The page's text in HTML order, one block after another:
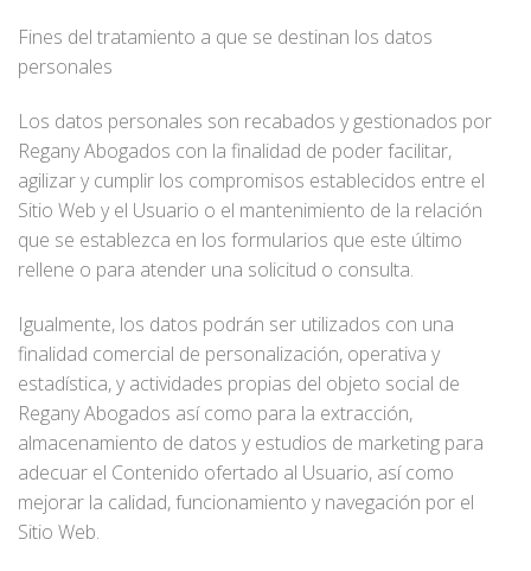
Fines del tratamiento a que se destinan los datos
personales
Los datos personales son recabados y gestionados por
Regany Abogados con la finalidad de poder facilitar,
agilizar y cumplir los compromisos establecidos entre el
Sitio Web y el Usuario o el mantenimiento de la relación
que se establezca en los formularios que este último
rellene o para atender una solicitud o consulta.
Igualmente, los datos podrán ser utilizados con una
finalidad comercial de personalización, operativa y
estadística, y actividades propias del objeto social de
Regany Abogados así como para la extracción,
almacenamiento de datos y estudios de marketing para
adecuar el Contenido ofertado al Usuario, así como
mejorar la calidad, funcionamiento y navegación por el
Sitio Web.